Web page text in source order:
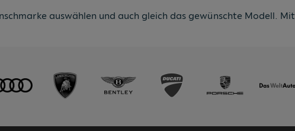
auswählen und auch gleich das gewünschte Modell.